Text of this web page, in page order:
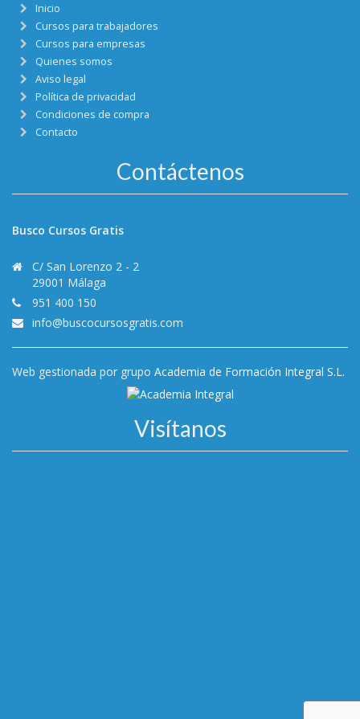
Inicio
Cursos para trabajadores
Cursos para empresas
Quienes somos
Aviso legal
Política de privacidad
Condiciones de compra
Contacto
Contáctenos
Busco Cursos Gratis
C/ San Lorenzo 2 - 2
29001 Málaga
951 400 150
info@buscocursosgratis.com
Web gestionada por grupo Academia de Formación Integral S.L.
Visítanos